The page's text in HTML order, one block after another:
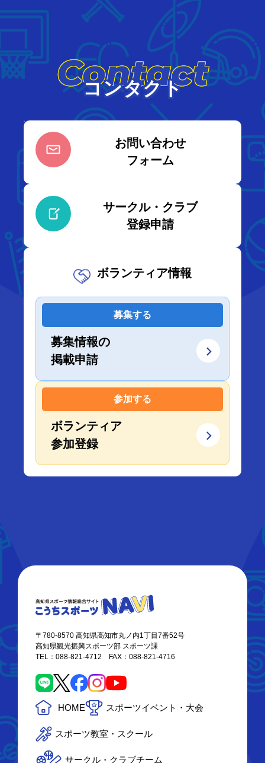
Contact
コンタクト
お問い合わせ
フォーム
サークル・クラブ
登録申請
ボランティア情報
募集する
募集情報の
掲載申請
参加する
ボランティア
参加登録
〒780-8570 高知県高知市丸ノ内1丁目7番52号
高知県観光振興スポーツ部 スポーツ課
TEL：088-821-4712 FAX：088-821-4716
HOME スポーツイベント・大会
スポーツ教室・スクール
サークル・クラブチーム